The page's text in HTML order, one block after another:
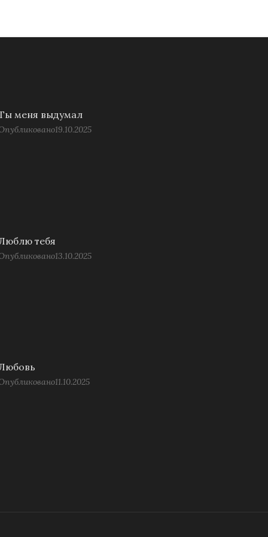
меня выдумал
19.10.2025
тебя
13.10.2025
11.10.2025